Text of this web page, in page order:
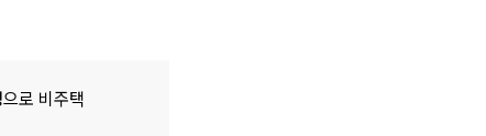
로 비주택